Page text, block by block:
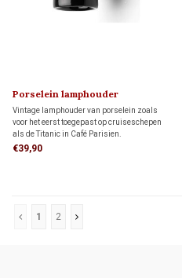
Porselein lamphouder
MINIMAAL 1910
Vintage lamphouder van porselein zoals
voor het eerst toegepast op cruiseschepen
als de Titanic in Café Parisien.
€39,90
1 2